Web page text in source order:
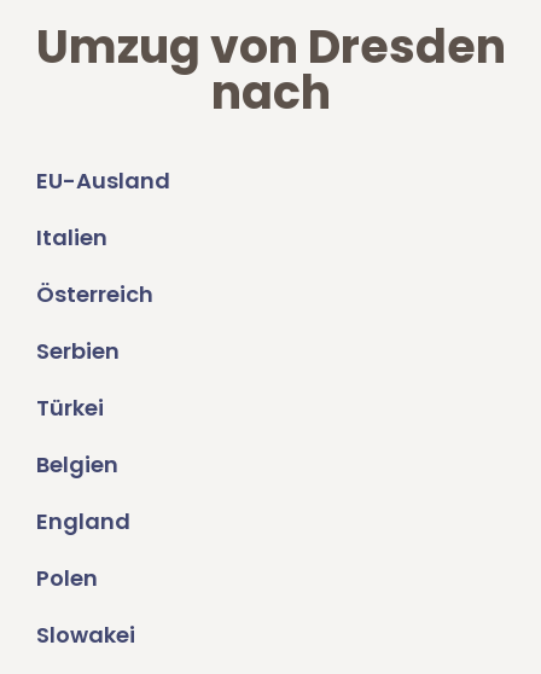
Umzug von Dresden
nach
EU-Ausland
Italien
Österreich
Serbien
Türkei
Belgien
England
Polen
Slowakei